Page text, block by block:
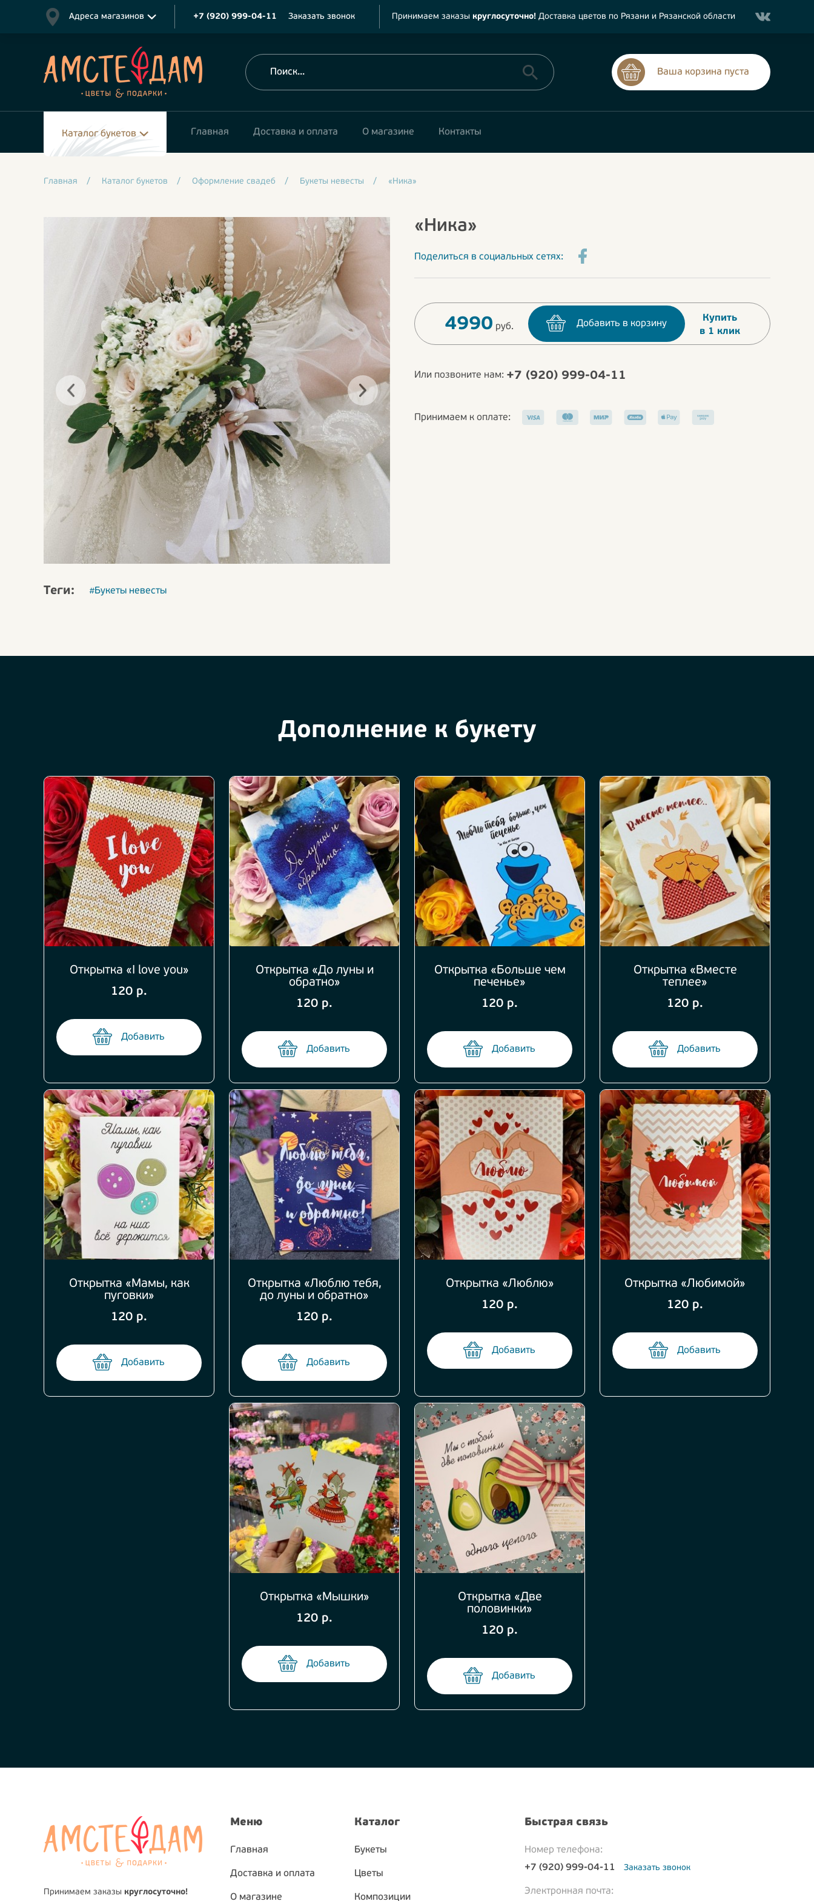
Адреса магазинов +7 (920) 999-04-11 Заказать звонок Принимаем заказы круглосуточно! Доставка цветов по Рязани и Рязанской области
Ваша корзина пуста
Каталог букетов Главная Доставка и оплата О магазине Контакты
Главная / Каталог букетов / Оформление свадеб / Букеты невесты / «Ника»
Теги: #Букеты невесты
«Ника»
Поделиться в социальных сетях:
4990 руб. Добавить в корзину
Купить
в 1 клик
Или позвоните нам: +7 (920) 999-04-11
Принимаем к оплате:
Дополнение к букету
Открытка «I love you»
120 р.
Добавить
Открытка «До луны и
обратно»
120 р.
Добавить
Открытка «Больше чем
печенье»
120 р.
Добавить
Открытка «Вместе
теплее»
120 р.
Добавить
Открытка «Мамы, как
пуговки»
120 р.
Добавить
Открытка «Люблю тебя,
до луны и обратно»
120 р.
Добавить
Открытка «Люблю»
120 р.
Добавить
Открытка «Любимой»
120 р.
Добавить
Открытка «Мышки»
120 р.
Добавить
Открытка «Две
половинки»
120 р.
Добавить
Принимаем заказы круглосуточно!
Меню
Главная
Доставка и оплата
О магазине
Каталог
Букеты
Цветы
Композиции
Быстрая связь
Номер телефона:
+7 (920) 999-04-11
Заказать звонок
Электронная почта: